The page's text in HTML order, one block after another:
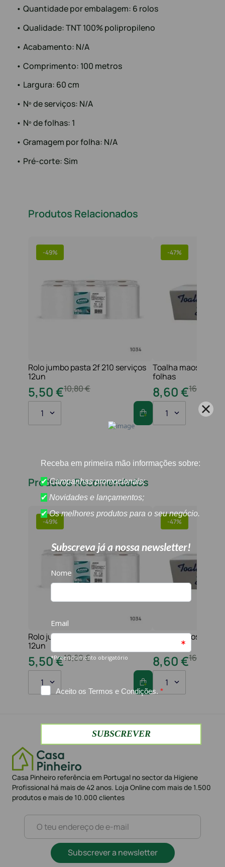
• Quantidade por embalagem: 6 rolos
• Qualidade: TNT 100% polipropileno
• Acabamento: N/A
• Comprimento: 100 metros
• Largura: 60 cm
• Nº de serviços: N/A
• Nº de folhas: 1
• Gramagem por folha: N/A
• Pré-corte: Sim
Produtos Relacionados
-49%
Rolo jumbo pasta 2f 210 serviços
12un
10,80€
5,50€
1
-47%
Toalha maos 2f
folhas
16
8,60€
1
Produtos Recomendados
-49%
Rolo jumbo pasta 2f 210 serviços
12un
10,80€
5,50€
1
-47%
Toalha maos 2f
16
8,60€
1
Casa Pinheiro referência em Portugal no sector da Higiene
Profissional há mais de 42 anos. Loja Online com mais de 1.500
produtos e mais de 10.000 clientes
Subscrever a newsletter